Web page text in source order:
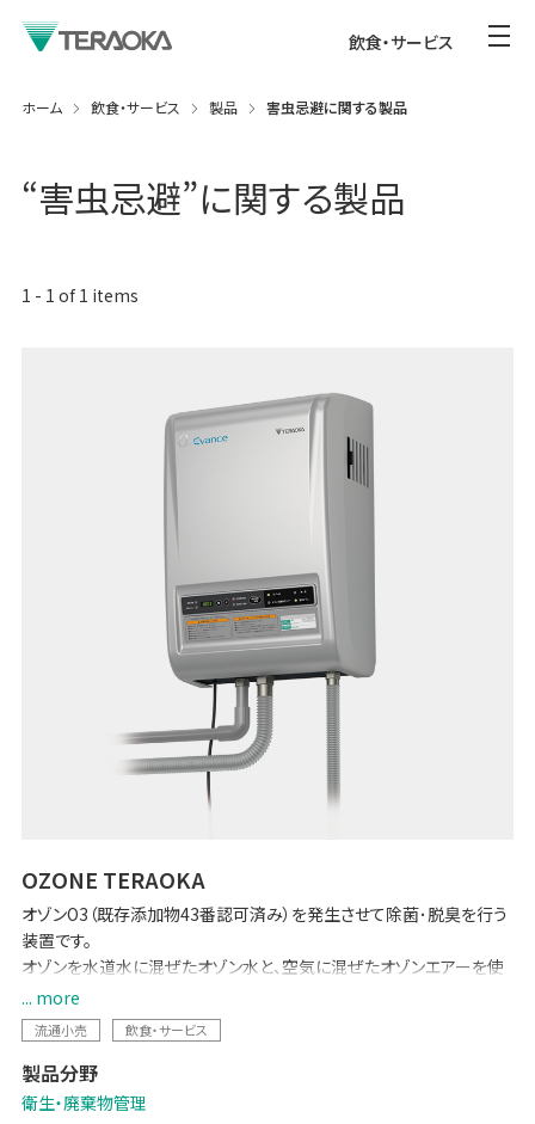
飲食・サービス
ホーム 飲食・サービス 製品 害虫忌避に関する製品
“害虫忌避”に関する製品
1 - 1 of1 items
OZONE TERAOKA
オゾンO3（既存添加物43番認可済み）を発生させて除菌･脱臭を行う
装置です。
オゾンを水道水に混ぜたオゾン水と、空気に混ぜたオゾンエアーを使
い分けることで、カビ・ぬめり除去、野菜の鮮度保持や害虫忌避など幅
広い用途に使用できます。
オゾンは空気中の酸素を原料に電気で作るのでとても経済的。
有害物質を一切残さない、環境にやさしい物質です。
手軽に衛生強化が図れ、お客様や働くスタッフの安心に寄与します。
... more
流通小売 飲食・サービス
製品分野
衛生・廃棄物管理